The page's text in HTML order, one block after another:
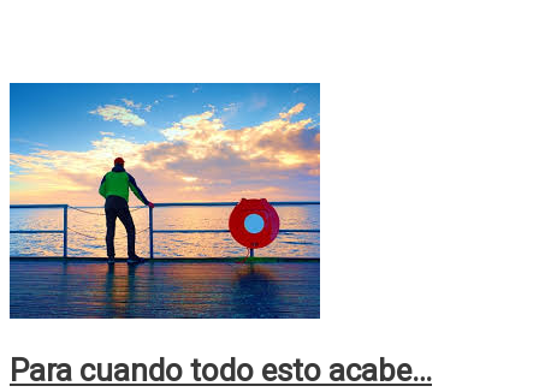
Para cuando todo esto acabe…